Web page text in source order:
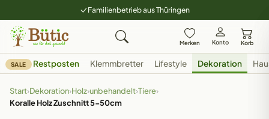
Familienbetrieb aus Thüringen
Merken Konto Korb
SALE Restposten Klemmbretter Lifestyle Dekoration
Start›Dekoration›Holz›unbehandelt›Tiere›
Koralle Holz Zuschnitt 5-50cm